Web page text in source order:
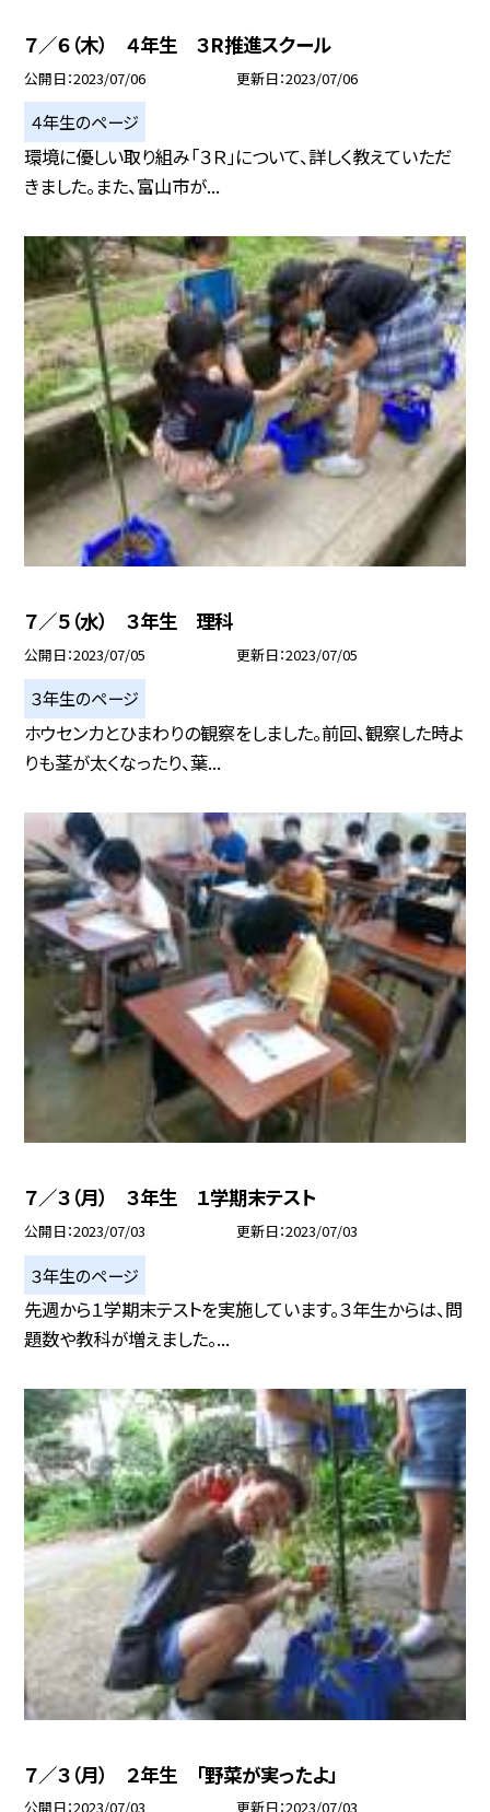
７／６（木） ４年生 ３R推進スクール
公開日 2023/07/06 更新日 2023/07/06
４年生のページ
環境に優しい取り組み「３Ｒ」について、詳しく教えていただ
きました。また、富山市が...
７／５（水） ３年生 理科
公開日 2023/07/05 更新日 2023/07/05
３年生のページ
ホウセンカとひまわりの観察をしました。前回、観察した時よ
りも茎が太くなったり、葉...
７／３（月） ３年生 １学期末テスト
公開日 2023/07/03 更新日 2023/07/03
３年生のページ
先週から１学期末テストを実施しています。３年生からは、問
題数や教科が増えました。...
７／３（月） ２年生 「野菜が実ったよ」
公開日 2023/07/03 更新日 2023/07/03